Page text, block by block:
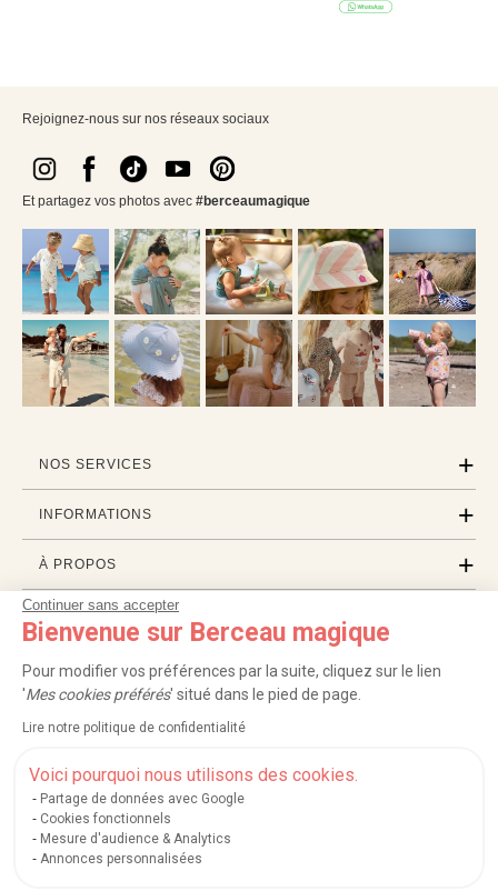
Continuer sans accepter
Bienvenue sur Berceau magique
Pour modifier vos préférences par la suite, cliquez sur le lien
'Mes cookies préférés' situé dans le pied de page.
Lire notre politique de confidentialité
Voici pourquoi nous utilisons des cookies.
Partage de données avec Google
Cookies fonctionnels
Mesure d'audience & Analytics
Annonces personnalisées
Rejoignez-nous sur nos réseaux sociaux
Et partagez vos photos avec #berceaumagique
NOS SERVICES
INFORMATIONS
À PROPOS
PROFESSIONNELS
LISTES CADEAUX
Service après-vente| FAQ |Rappels de produits|Protection des données
Mentions légales et crédits Conditions générales de ventes
Nos moyens de paiement sécurisés